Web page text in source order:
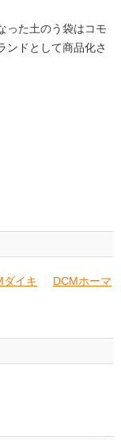
った土のう袋はコモ
ンドとして商品化さ
ダイキ
DCMホーマ